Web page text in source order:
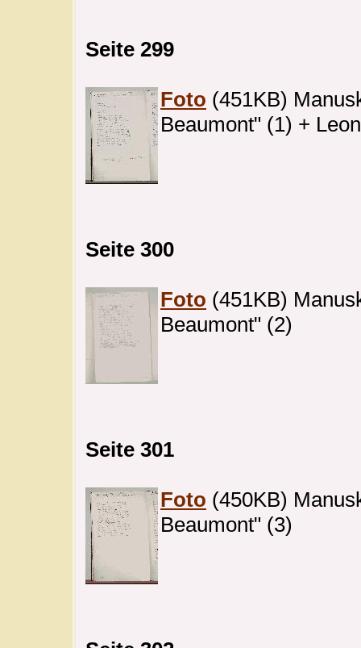
Seite 299
Foto (451KB)
Beaumont" (1) +
Seite 300
Foto (451KB)
Beaumont" (2)
Seite 301
Foto (450KB)
Beaumont" (3)